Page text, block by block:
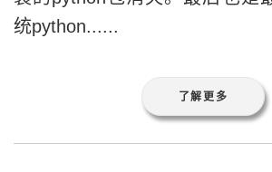
统python......
了解更多